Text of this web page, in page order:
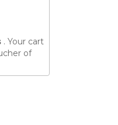
. Your cart
of